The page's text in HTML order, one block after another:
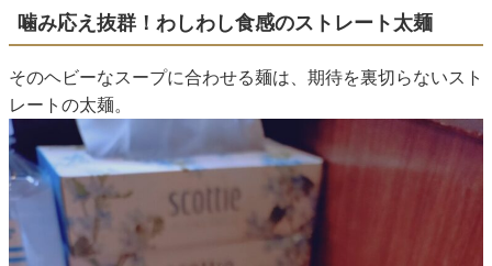
噛み応え抜群！わしわし食感のストレート太麺
そのヘビーなスープに合わせる麺は、期待を裏切らないスト
レートの太麺。